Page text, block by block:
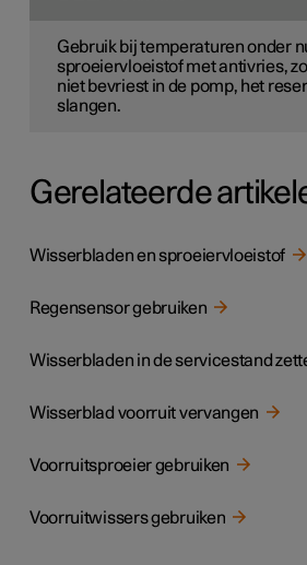
Gebruik bij temperaturen onder
sproeiervloeistof met antivries,
niet bevriest in de pomp, het
slangen.
Gerelateerde
Wisserbladen en sproeiervloeistof
Regensensor gebruiken
Wisserbladen in de servicestand
Wisserblad voorruit vervangen
Voorruitsproeier gebruiken
Voorruitwissers gebruiken